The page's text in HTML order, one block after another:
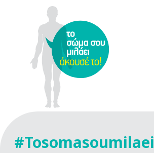
#Tosomasoumilaei